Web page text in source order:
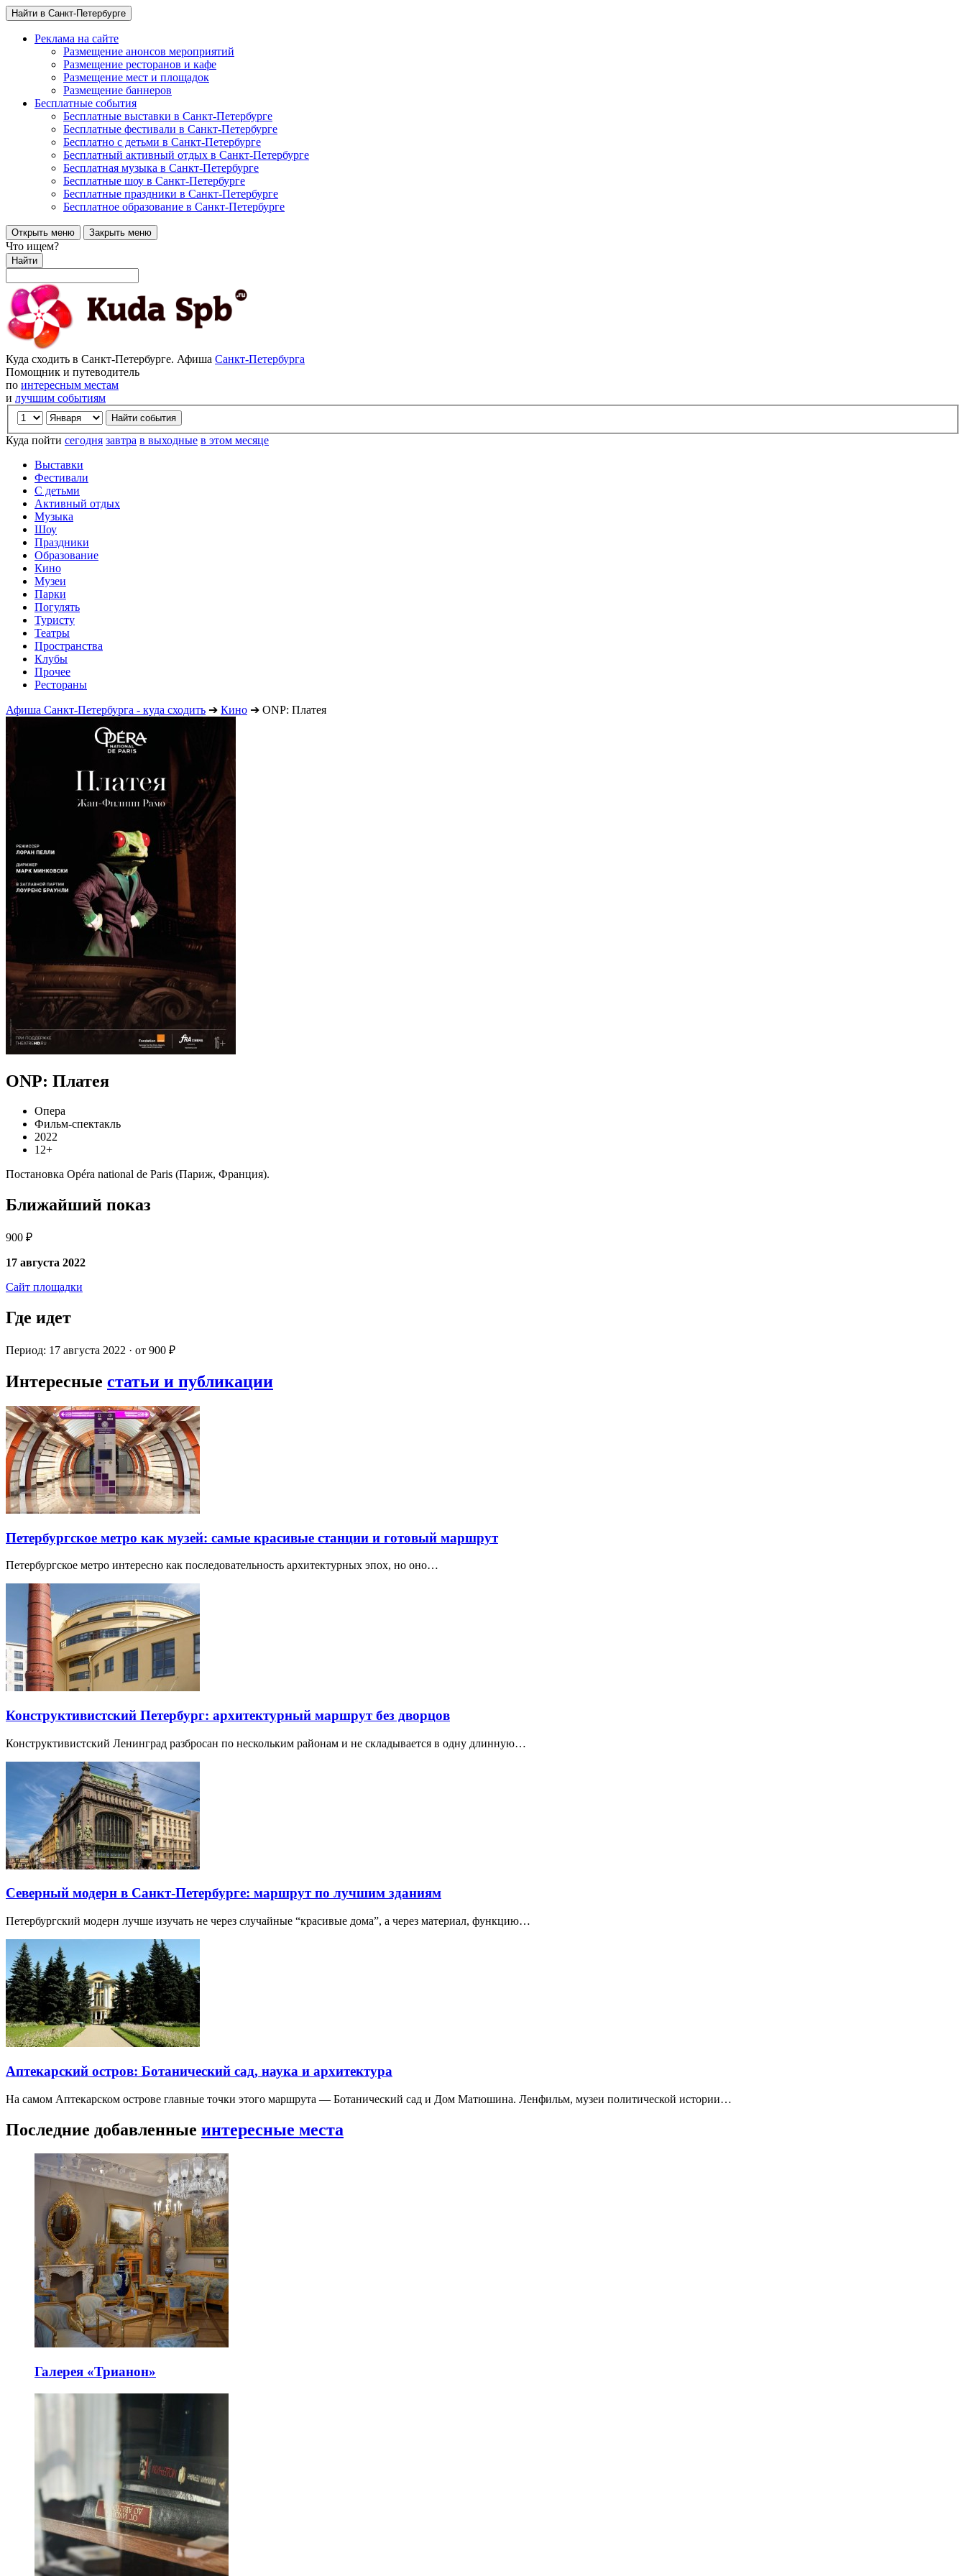
Найти в Санкт-Петербурге
Реклама на сайте
Размещение анонсов мероприятий
Размещение ресторанов и кафе
Размещение мест и площадок
Размещение баннеров
Бесплатные события
Бесплатные выставки в Санкт-Петербурге
Бесплатные фестивали в Санкт-Петербурге
Бесплатно с детьми в Санкт-Петербурге
Бесплатный активный отдых в Санкт-Петербурге
Бесплатная музыка в Санкт-Петербурге
Бесплатные шоу в Санкт-Петербурге
Бесплатные праздники в Санкт-Петербурге
Бесплатное образование в Санкт-Петербурге
Открыть меню Закрыть меню
Что ищем?
Найти
Куда сходить в Санкт-Петербурге. Афиша Санкт-Петербурга
Помощник и путеводитель
по интересным местам
и лучшим событиям
Куда пойти сегодня завтра в выходные в этом месяце
Выставки
Фестивали
С детьми
Активный отдых
Музыка
Шоу
Праздники
Образование
Кино
Музеи
Парки
Погулять
Туристу
Театры
Пространства
Клубы
Прочее
Рестораны
Афиша Санкт-Петербурга - куда сходить ➔ Кино ➔ ONP: Платея
ONP: Платея
Опера
Фильм-спектакль
2022
12+
Постановка Opéra national de Paris (Париж, Франция).
Ближайший показ
900 ₽
17 августа 2022
Сайт площадки
Где идет
Период: 17 августа 2022 · от 900 ₽
Интересные статьи и публикации
Петербургское метро как музей: самые красивые станции и готовый маршрут
Петербургское метро интересно как последовательность архитектурных эпох, но оно…
Конструктивистский Петербург: архитектурный маршрут без дворцов
Конструктивистский Ленинград разбросан по нескольким районам и не складывается в одну длинную…
Северный модерн в Санкт-Петербурге: маршрут по лучшим зданиям
Петербургский модерн лучше изучать не через случайные “красивые дома”, а через материал, функцию…
Аптекарский остров: Ботанический сад, наука и архитектура
На самом Аптекарском острове главные точки этого маршрута — Ботанический сад и Дом Матюшина. Ленфильм, музеи политической истории…
Последние добавленные интересные места
Галерея «Трианон»